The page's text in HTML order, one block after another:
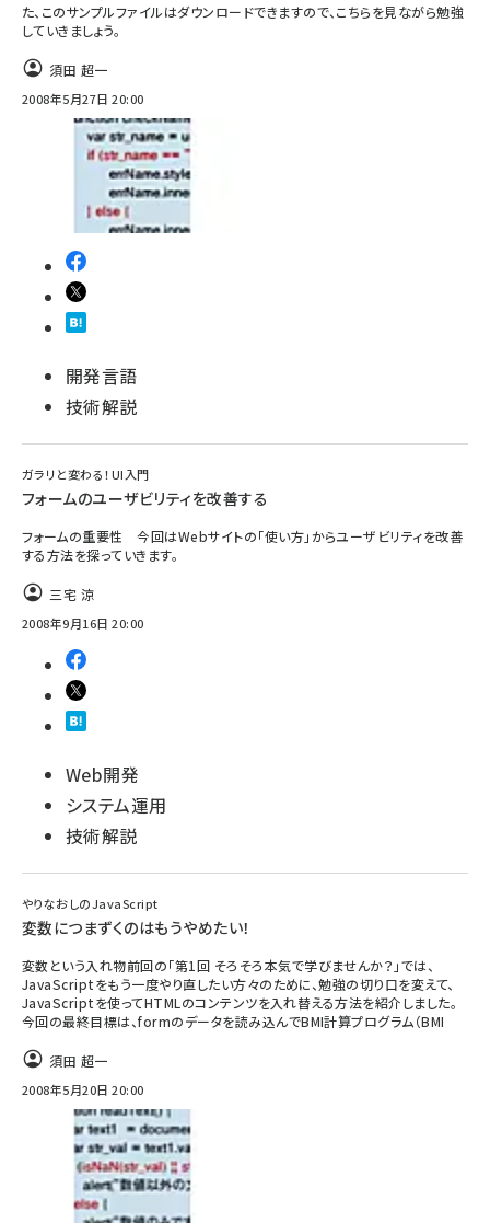
た、このサンプルファイルはダウンロードできますので、こちらを見ながら勉強
していきましょう。
須田 超一
2008年5月27日 20:00
開発言語
技術解説
ガラリと変わる！UI入門
フォームのユーザビリティを改善する
フォームの重要性 今回はWebサイトの「使い方」からユーザビリティを改善
する方法を探っていきます。
三宅 涼
2008年9月16日 20:00
Web開発
システム運用
技術解説
やりなおしのJavaScript
変数につまずくのはもうやめたい！
変数という入れ物前回の「第1回 そろそろ本気で学びませんか？」では、
JavaScriptをもう一度やり直したい方々のために、勉強の切り口を変えて、
JavaScriptを使ってHTMLのコンテンツを入れ替える方法を紹介しました。
今回の最終目標は、formのデータを読み込んでBMI計算プログラム（BMI
須田 超一
2008年5月20日 20:00